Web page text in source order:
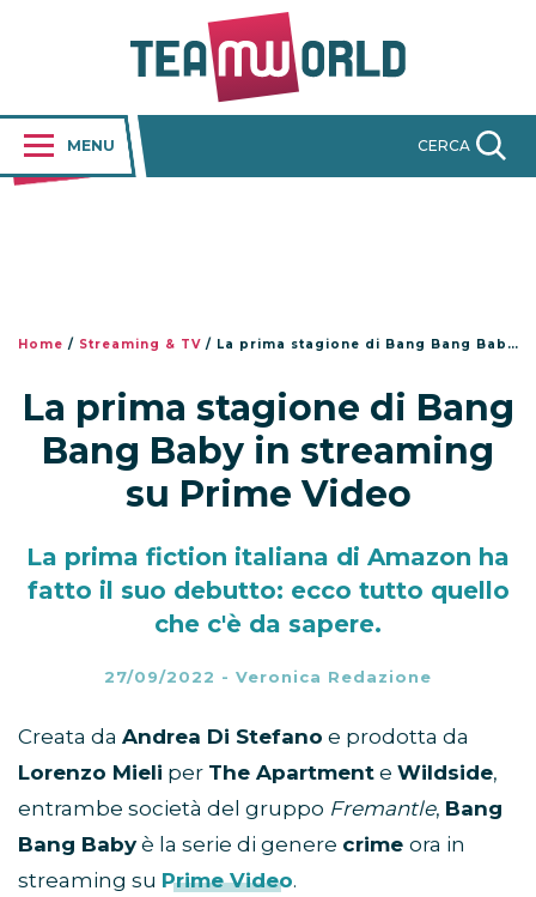
MENU CERCA
Home / Streaming & TV / La prima stagione di Bang Bang Baby in streaming su Prime Video
La prima stagione di Bang
Bang Baby in streaming
su Prime Video
La prima fiction italiana di Amazon ha
fatto il suo debutto: ecco tutto quello
che c'è da sapere.
27/09/2022 - Veronica Redazione
Creata da Andrea Di Stefano e prodotta da
Lorenzo Mieli per The Apartment e Wildside,
entrambe società del gruppo Fremantle, Bang
Bang Babyè la serie di genere crime ora in
streaming su Prime Video.